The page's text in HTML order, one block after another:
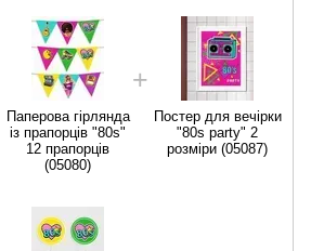
Паперова гірлянда
із прапорців "80s"
12 прапорців
(05080)
Постер для вечірки
"80s party" 2
розміри (05087)